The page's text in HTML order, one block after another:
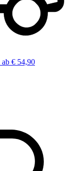
ab € 54,90